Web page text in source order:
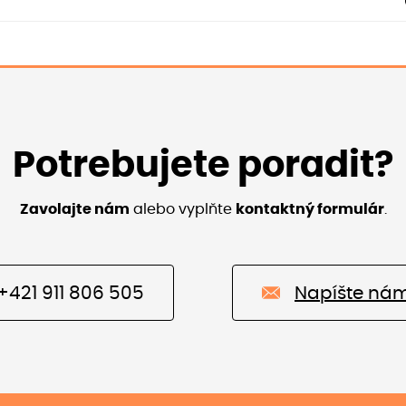
Potrebujete poradit?
Zavolajte nám alebo vyplňte kontaktný formulár.
911 806 505 Napíšte